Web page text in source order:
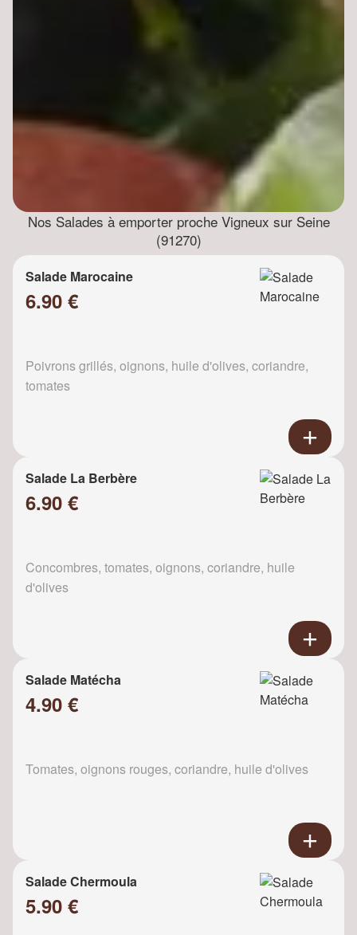
Nos Salades à emporter proche Vigneux sur Seine
(91270)
Salade Marocaine
6.90 €
Poivrons grillés, oignons, huile d'olives, coriandre,
tomates
Salade La Berbère
6.90 €
Concombres, tomates, oignons, coriandre, huile
d'olives
Salade Matécha
4.90 €
Tomates, oignons rouges, coriandre, huile d'olives
Salade Chermoula
5.90 €